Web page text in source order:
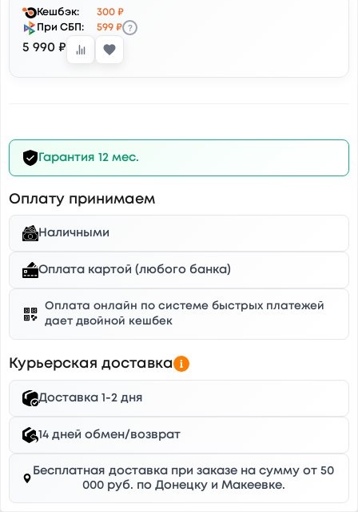
Кешбэк:
300 ₽
При СБП:
599 ₽ ?
5 990 ₽
Гарантия 12 мес.
Оплату принимаем
Наличными
Оплата картой (любого банка)
Оплата онлайн по системе быстрых платежей
дает двойной кешбек
Курьерская доставка
Доставка 1-2 дня
14 дней обмен/возврат
Бесплатная доставка при заказе на сумму от 50
000 руб. по Донецку и Макеевке.